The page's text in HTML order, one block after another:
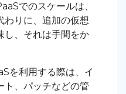
でのスケールは、
わりに、追加の仮想
し、それは手間をか
を利用する際は、イ
ト、パッチなどの管